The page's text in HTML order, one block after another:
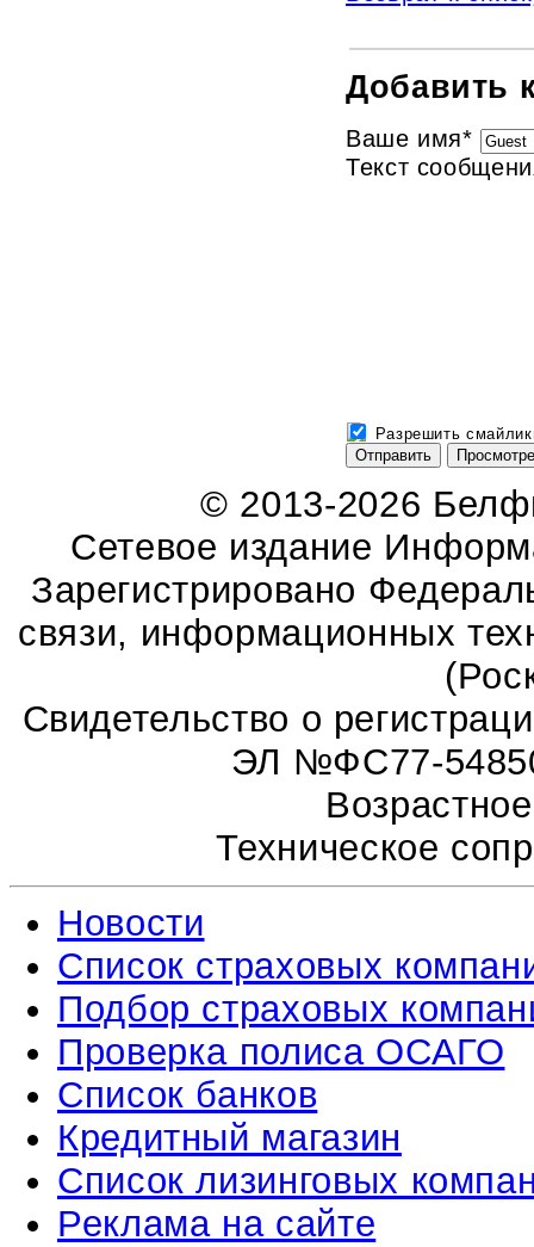
Добавить
Ваше имя*
Текст
Разрешить
© 2013-2026
Сетевое издание
Зарегистрировано
связи, информационных
Свидетельство о
ЭЛ №ФС77-
Техническое
Новости
Список страховых
Подбор страховых
Проверка полиса ОСАГО
Список банков
Кредитный магазин
Список лизинговых
Реклама на сайте